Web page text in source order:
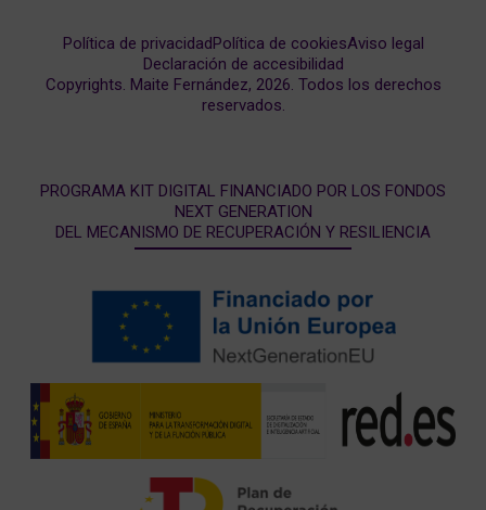
Copyrights. Maite Fernández, 2026. Todos los derechos
reservados.
Política de privacidadPolítica de cookiesAviso legal
Declaración de accesibilidad
PROGRAMA KIT DIGITAL FINANCIADO POR LOS FONDOS
NEXT GENERATION
DEL MECANISMO DE RECUPERACIÓN Y RESILIENCIA